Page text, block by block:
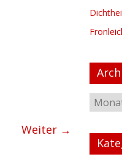
Weiter →
Archiv